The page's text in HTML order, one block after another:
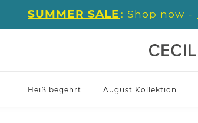
SUMMER SALE : Shop now -
Heiß begehrt August Kollektion